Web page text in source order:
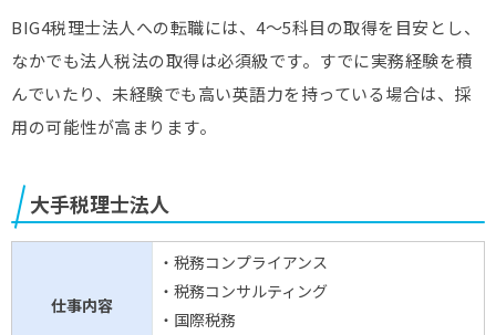
BIG4税理士法人への転職には、4～5科目の取得を目安とし、
なかでも法人税法の取得は必須級です。すでに実務経験を積
んでいたり、未経験でも高い英語力を持っている場合は、採
用の可能性が高まります。
大手税理士法人
仕事内容
・税務コンプライアンス
・税務コンサルティング
・国際税務